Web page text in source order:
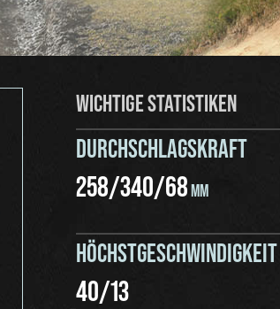
WICHTIGE STATISTIKEN
DURCHSCHLAGSKRAFT
258/340/68MM
HÖCHSTGESCHWINDIGKEIT
40/13